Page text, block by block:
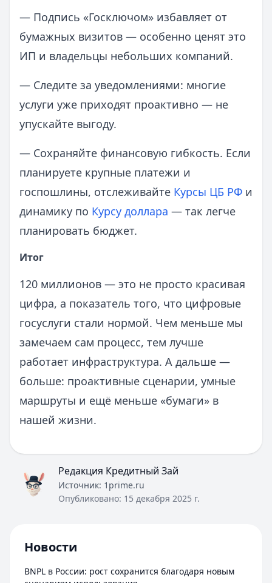
— Подпись «Госключом» избавляет от
бумажных визитов — особенно ценят это
ИП и владельцы небольших компаний.
— Следите за уведомлениями: многие
услуги уже приходят проактивно — не
упускайте выгоду.
— Сохраняйте финансовую гибкость. Если
планируете крупные платежи и
госпошлины, отслеживайте Курсы ЦБ РФ и
динамику по Курсу доллара — так легче
планировать бюджет.
Итог
120 миллионов — это не просто красивая
цифра, а показатель того, что цифровые
госуслуги стали нормой. Чем меньше мы
замечаем сам процесс, тем лучше
работает инфраструктура. А дальше —
больше: проактивные сценарии, умные
маршруты и ещё меньше «бумаги» в
нашей жизни.
Редакция Кредитный Зай
Источник: 1prime.ru
Опубликовано: 15 декабря 2025 г.
Новости
BNPL в России: рост сохранится благодаря новым